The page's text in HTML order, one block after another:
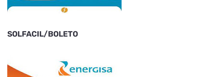
SOLFACIL/BOLETO